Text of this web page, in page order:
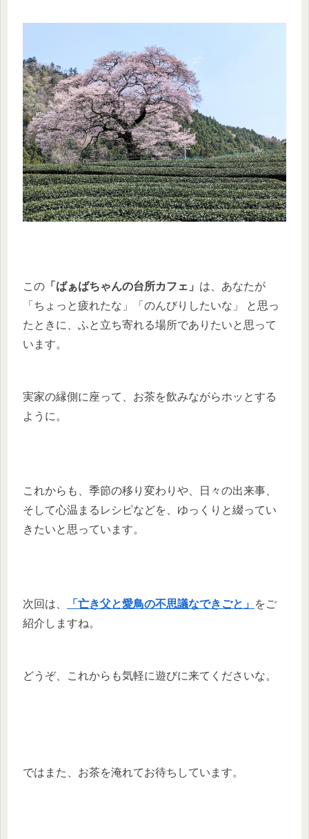
この 「ばぁばちゃんの台所カフェ」 は、あなたが
「ちょっと疲れたな」「のんびりしたいな」 と思っ
たときに、ふと立ち寄れる場所でありたいと思って
います。
実家の縁側に座って、お茶を飲みながらホッとする
ように。
これからも、季節の移り変わりや、日々の出来事、
そして心温まるレシピなどを、ゆっくりと綴ってい
きたいと思っています。
次回は、 「亡き父と愛鳥の不思議なできごと」 をご
紹介しますね。
どうぞ、これからも気軽に遊びに来てくださいな。
ではまた、お茶を淹れてお待ちしています。